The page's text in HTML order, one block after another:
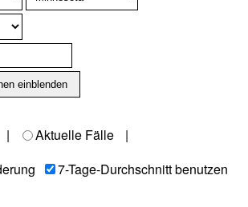
| Aktuelle Fälle
|
7-Tage-Durchschnitt benutzen